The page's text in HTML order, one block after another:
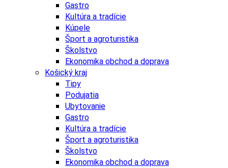
Gastro
Kultúra a tradície
Kúpele
Šport a agroturistika
Školstvo
Ekonomika obchod a doprava
Košický kraj
Tipy
Podujatia
Ubytovanie
Gastro
Kultúra a tradície
Šport a agroturistika
Školstvo
Ekonomika obchod a doprava